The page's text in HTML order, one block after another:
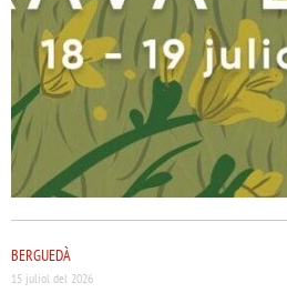
BERGUEDÀ
15 juliol del 2026